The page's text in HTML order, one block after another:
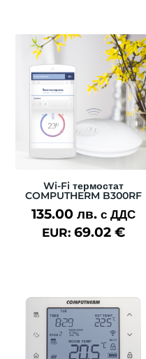
Wi-Fi термостат
COMPUTHERM B300RF
135.00 лв. с ДДС
EUR: 69.02 €